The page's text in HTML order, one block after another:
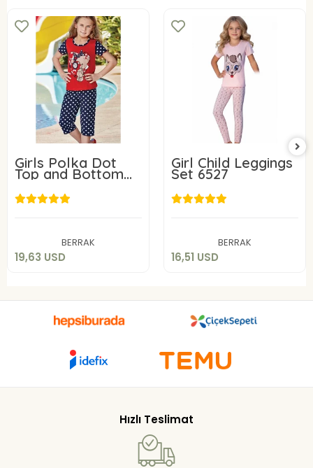
Girls Polka Dot
Top and Bottom
Set
BERRAK
19,63 USD
19,63 USD
Girl Child Leggings
Set 6527
BERRAK
16,51 USD
16,51 USD
Hızlı Teslimat